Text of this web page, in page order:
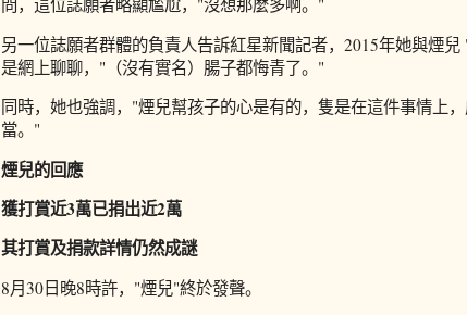
問，這位誌願者略顯尷尬，"沒想那麼多啊。"
另一位誌願者群體的負責人告訴紅星新聞記者，2015年她與煙兒
是網上聊聊，"（沒有實名）腸子都悔青了。"
同時，她也強調，"煙兒幫孩子的心是有的，隻是在這件事情上
當。"
煙兒的回應
獲打賞近3萬已捐出近2萬
其打賞及捐款詳情仍然成謎
8月30日晚8時許，"煙兒"終於發聲。